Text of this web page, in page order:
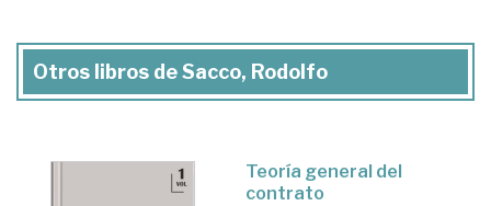
Otros libros de Sacco, Rodolfo
Teoría general del
contrato